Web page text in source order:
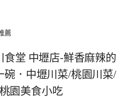
薦
食堂 中壢店‬-鮮香麻辣的
碗．中壢川菜/桃園川菜/
園美食小吃